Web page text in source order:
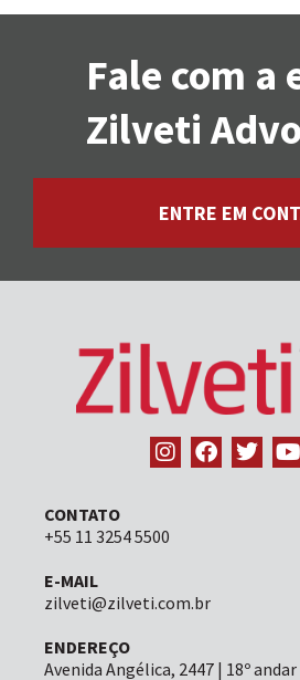
Fale com a
Zilveti
ENTRE EM
CONTATO
+55 11 3254 5500
E-MAIL
zilveti@zilveti.com.br
ENDEREÇO
Avenida Angélica, 2447 | 18º andar